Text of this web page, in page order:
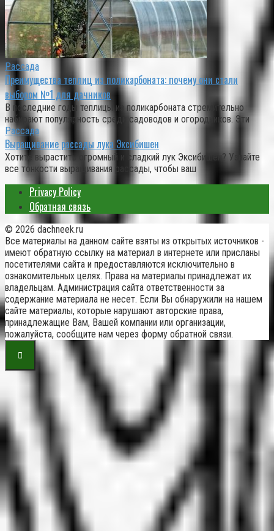
Рассада
Преимущества теплиц из поликарбоната: почему они стали
выбором №1 для дачников
В последние годы теплицы из поликарбоната стремительно
набирают популярность среди садоводов и огородников. Эти
Рассада
Выращивание рассады лука Эксибишен
Хотите вырастить огромный и сладкий лук Эксибишен? Узнайте
все тонкости выращивания рассады, чтобы ваш
Privacy Policy
Обратная связь
© 2026 dachneek.ru
Все материалы на данном сайте взяты из открытых источников -
имеют обратную ссылку на материал в интернете или присланы
посетителями сайта и предоставляются исключительно в
ознакомительных целях. Права на материалы принадлежат их
владельцам. Администрация сайта ответственности за
содержание материала не несет. Если Вы обнаружили на нашем
сайте материалы, которые нарушают авторские права,
принадлежащие Вам, Вашей компании или организации,
пожалуйста, сообщите нам через форму обратной связи.